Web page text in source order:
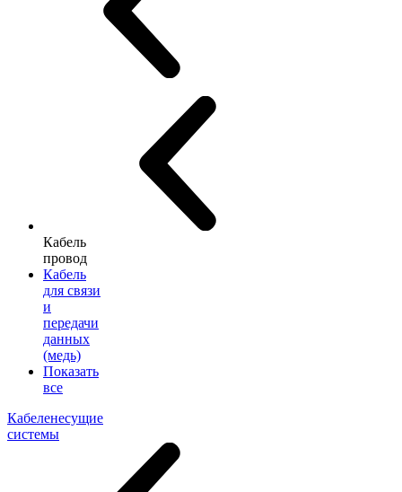
Кабель
провод
Кабель
для связи
и
передачи
данных
(медь)
Показать
все
Кабеленесущие
системы